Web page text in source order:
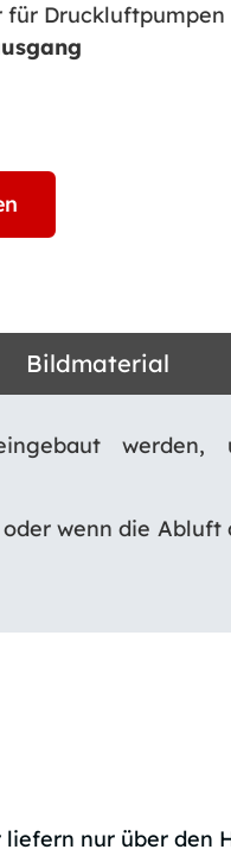
für Druckluftpumpen
Bildmaterial
werden,
wenn die Abluft
nur über den